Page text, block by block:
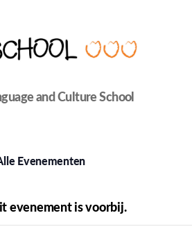
and Culture School
Evenementen
evenement is voorbij.